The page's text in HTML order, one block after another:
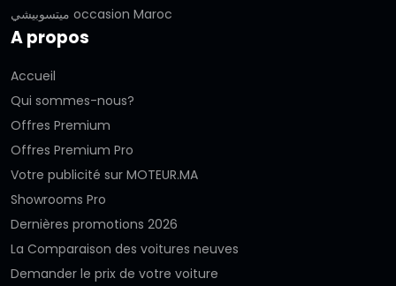
ميتسوبيشي occasion Maroc
A propos
Accueil
Qui sommes-nous?
Offres Premium
Offres Premium Pro
Votre publicité sur MOTEUR.MA
Showrooms Pro
Dernières promotions 2026
La Comparaison des voitures neuves
Demander le prix de votre voiture